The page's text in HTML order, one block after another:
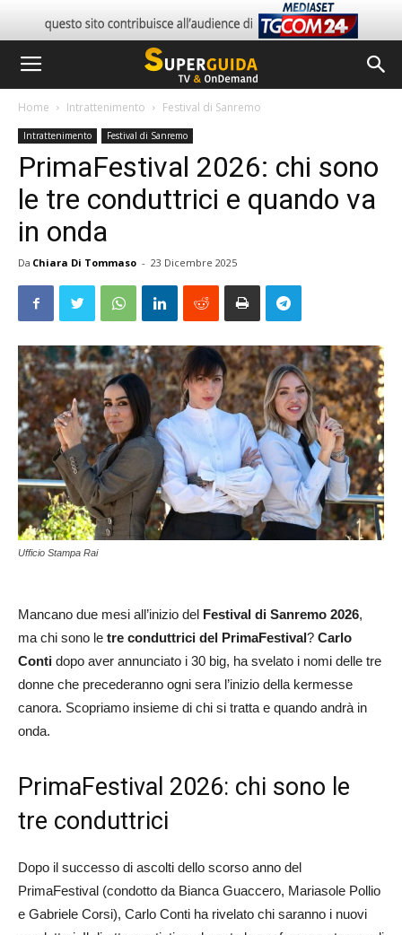
Home Intrattenimento Festival di Sanremo
Intrattenimento Festival di Sanremo
PrimaFestival 2026: chi sono
le tre conduttrici e quando va
in onda
Da Chiara Di Tommaso - 23 Dicembre 2025
Ufficio Stampa Rai
Mancano due mesi all’inizio del Festival di Sanremo 2026,
ma chi sono le tre conduttrici del PrimaFestival? Carlo
Conti dopo aver annunciato i 30 big, ha svelato i nomi delle tre
donne che precederanno ogni sera l’inizio della kermesse
canora. Scopriamo insieme di chi si tratta e quando andrà in
onda.
PrimaFestival 2026: chi sono le
tre conduttrici
Dopo il successo di ascolti dello scorso anno del
PrimaFestival (condotto da Bianca Guaccero, Mariasole Pollio
e Gabriele Corsi), Carlo Conti ha rivelato chi saranno i nuovi